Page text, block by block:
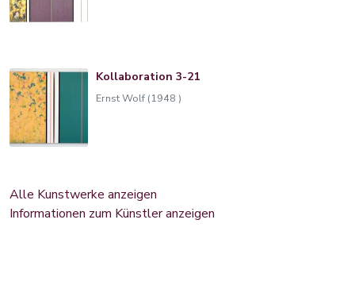
Kollaboration 3-21
Ernst Wolf (1948 )
Alle Kunstwerke anzeigen
Informationen zum Künstler anzeigen